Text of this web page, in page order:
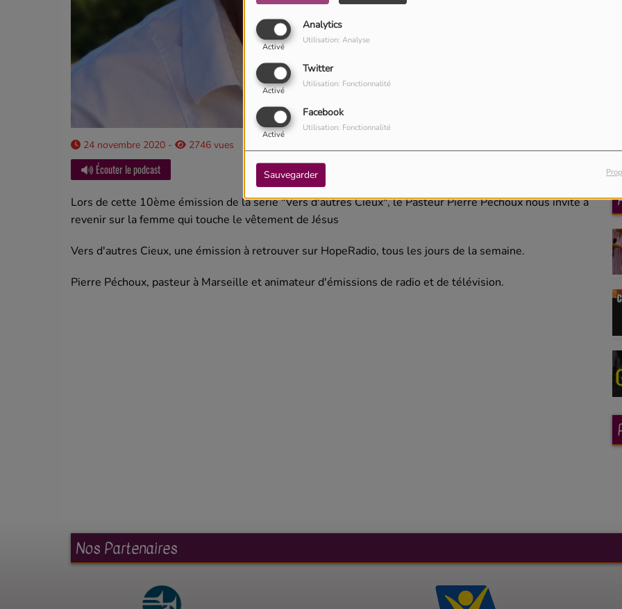
Analytics
Activé
Utilisation: Analyse
Twitter
Activé
Utilisation: Fonctionnalité
Facebook
Activé
Utilisation: Fonctionnalité
Sauvegarder
24 novembre 2020 - 2746 vues
Écouter le podcast
Lors de cette 10ème émission de la série "Vers d'autres Cieux", le Pasteur Pierre Péchoux nous invite à
revenir sur la femme qui touche le vêtement de Jésus
Vers d'autres Cieux, une émission à retrouver sur HopeRadio, tous les jours de la semaine.
Pierre Péchoux, pasteur à Marseille et animateur d'émissions de radio et de télévision.
Nos Partenaires